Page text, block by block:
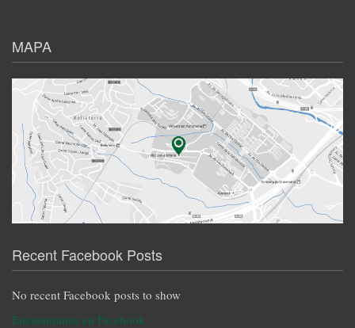
MAPA
Recent Facebook Posts
No recent Facebook posts to show
Encuéntranos en Facebook